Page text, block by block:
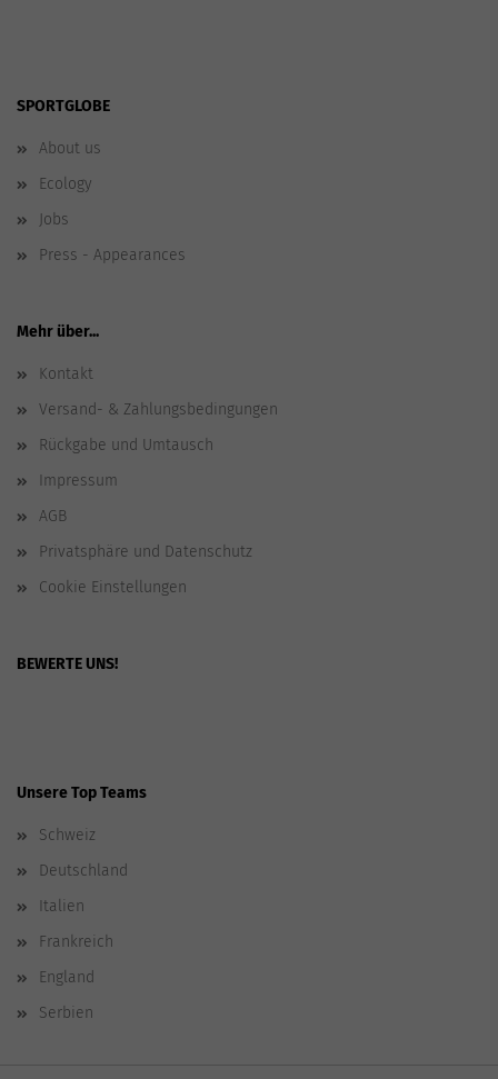
SPORTGLOBE
About us
Ecology
Jobs
Press - Appearances
Mehr über...
Kontakt
Versand- & Zahlungsbedingungen
Rückgabe und Umtausch
Impressum
AGB
Privatsphäre und Datenschutz
Cookie Einstellungen
BEWERTE UNS!
Unsere Top Teams
Schweiz
Deutschland
Italien
Frankreich
England
Serbien